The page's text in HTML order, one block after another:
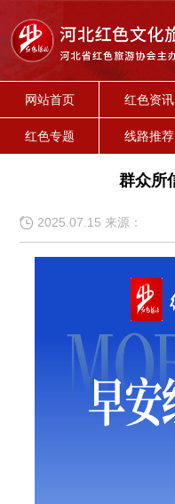
网站首页 红色资讯
红色专题 线路推荐
群众所
2025.07.15 来源：